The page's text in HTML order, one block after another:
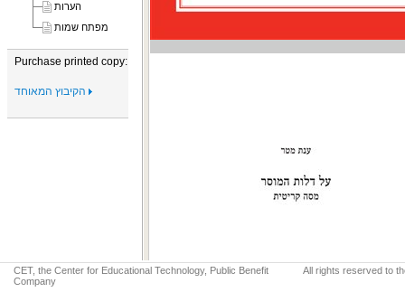
הערות
מפתח שמות
Purchase printed copy:
CET, the Center for Educational Technology, Public Benefit
Company
All rights reserved to